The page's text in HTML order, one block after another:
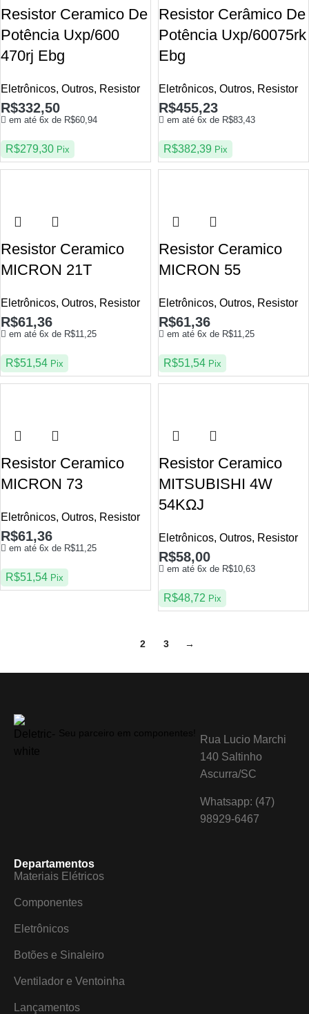
Resistor Ceramico De
Potência Uxp/600
470rj Ebg
Eletrônicos, Outros, Resistor
R$332,50
em até 6x de R$60,94
R$279,30 Pix
Resistor Cerâmico De
Potência Uxp/60075rk
Ebg
Eletrônicos, Outros, Resistor
R$455,23
em até 6x de R$83,43
R$382,39 Pix
Resistor Ceramico
MICRON 21T
Eletrônicos, Outros, Resistor
R$61,36
em até 6x de R$11,25
R$51,54 Pix
Resistor Ceramico
MICRON 55
Eletrônicos, Outros, Resistor
R$61,36
em até 6x de R$11,25
R$51,54 Pix
Resistor Ceramico
MICRON 73
Eletrônicos, Outros, Resistor
R$61,36
em até 6x de R$11,25
R$51,54 Pix
Resistor Ceramico
MITSUBISHI 4W
54KΩJ
Eletrônicos, Outros, Resistor
R$58,00
em até 6x de R$10,63
R$48,72 Pix
2 3 →
Rua Lucio Marchi
140 Saltinho
Ascurra/SC
Whatsapp: (47)
98929-6467
Departamentos
Materiais Elétricos
Componentes
Eletrônicos
Botões e Sinaleiro
Ventilador e Ventoinha
Lançamentos